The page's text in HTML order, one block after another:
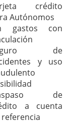
crédito
Autónomos
gastos con
de
y uso
de
a cuenta
referencia